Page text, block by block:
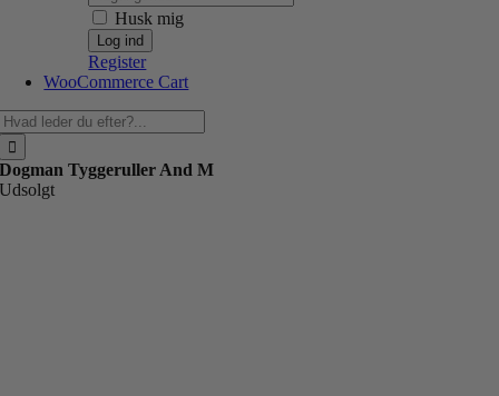
Husk mig
Register
WooCommerce Cart
Dogman Tyggeruller And M
Udsolgt